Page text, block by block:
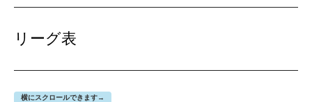
リーグ表
横にスクロールできます→